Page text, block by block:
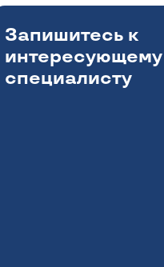
Запишитесь к
интересующему
специалисту